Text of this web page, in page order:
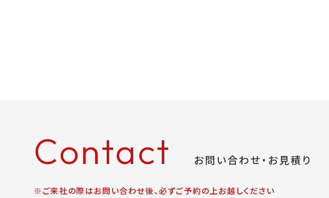
Contact お問い合わせ・お見積り
※ご来社の際はお問い合わせ後、必ずご予約の上お越しください